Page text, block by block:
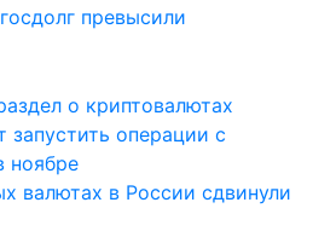
превысили
запустить операции с
ноябре
валютах в России сдвинули